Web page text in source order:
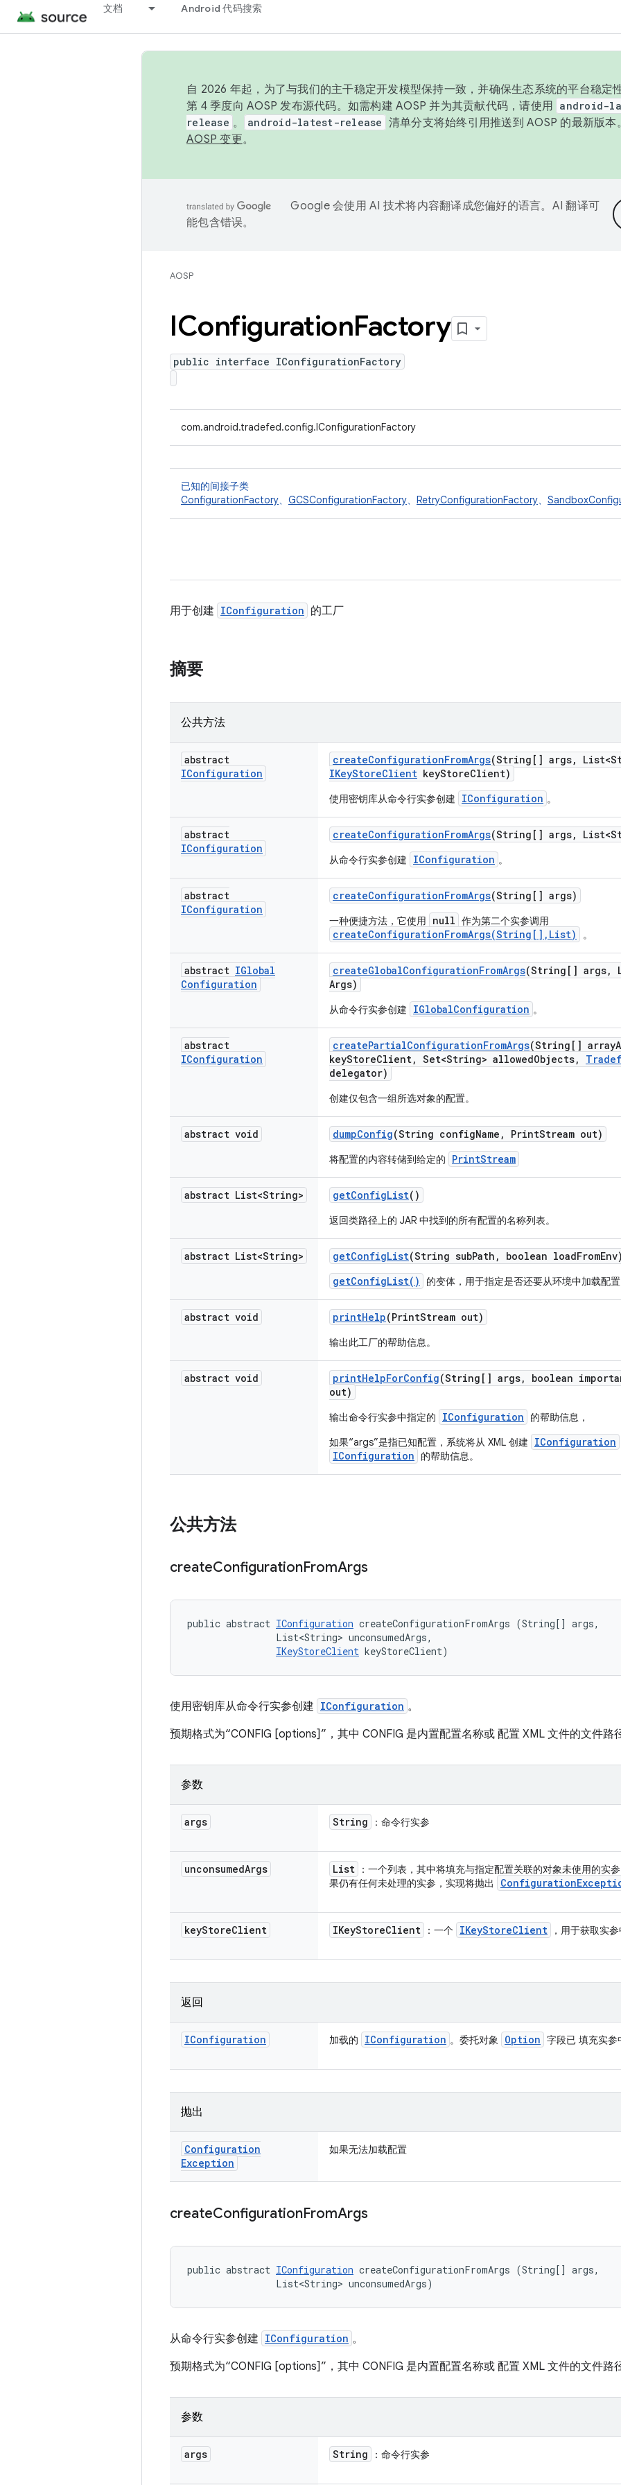
文档 Android 代码搜索
自 2026 年起，为了与我们的主干稳定开发模型保持一致，并确保生态系统的平台稳定
第 4 季度向 AOSP 发布源代码。如需构建 AOSP 并为其贡献代码，请使用 android-
release 。 android-latest-release 清单分支将始终引用推送到 AOSP 的最新版
AOSP 变更。
Google 会使用 AI 技术将内容翻译成您偏好的语言。AI 翻译可
能包含错误。
AOSP
IConfigurationFactory
public interface IConfigurationFactory
com.android.tradefed.config.IConfigurationFactory
已知的间接子类
ConfigurationFactory、 GCSConfigurationFactory、 RetryConfigurationFactory、
用于创建 IConfiguration 的工厂
摘要
公共方法
abstract
IConfiguration
createConfigurationFromArgs(String[] args,
IKeyStoreClient keyStoreClient)
使用密钥库从命令行实参创建 IConfiguration 。
abstract
IConfiguration
createConfigurationFromArgs(String[] args,
从命令行实参创建 IConfiguration 。
abstract
IConfiguration
createConfigurationFromArgs(String[] args)
一种便捷方法，它使用 null 作为第二个实参调用
createConfigurationFromArgs(String[],List) 。
abstract IGlobal
Configuration
createGlobalConfigurationFromArgs(String[] args,
Args)
从命令行实参创建 IGlobalConfiguration 。
abstract
IConfiguration
createPartialConfigurationFromArgs(String[] array
keyStoreClient, Set<String> allowedObjects,
delegator)
创建仅包含一组所选对象的配置。
abstract void dumpConfig(String configName , PrintStream out)
将配置的内容转储到给定的 PrintStream
abstract List<String> getConfigList()
返回类路径上的 JAR 中找到的所有配置的名称列表。
abstract List<String> getConfigList(String subPath , boolean loadFrom
getConfigList()
的变体，用于指定是否还要从环境中加载配
abstract void printHelp(PrintStream out)
输出此工厂的帮助信息。
abstract void printHelpForConfig(String[] args,
boolean
out)
输出命令行实参中指定的 IConfiguration
的帮助信息，
如果“args”是指已知配置，系统将从 XML 创建
IConfiguration
IConfiguration 的帮助信息。
公共方法
createConfigurationFromArgs
public abstract IConfiguration createConfigurationFromArgs (String[] args,
                List<String> unconsumedArgs,
IKeyStoreClient keyStoreClient)
使用密钥库从命令行实参创建 IConfiguration 。
预期格式为“CONFIG [options]”，其中 CONFIG 是内置配置名称或 配置 XML 文件的文件路
参数
args String ：命令行实参
unconsumedArgs List
：一个列表，其中将填充与指定配置关联的对象未使用的实
果仍有任何未处理的实参，实现将抛出
Configuration
keyStoreClient IKeyStoreClient ：一个 IKeyStoreClient ，用于获取实
返回
IConfiguration 加载的 IConfiguration 。委托对象 Option 字段已 填充实参
抛出
Configuration
Exception
如果无法加载配置
createConfigurationFromArgs
public abstract IConfiguration createConfigurationFromArgs (String[] args,
                List<String> unconsumedArgs)
从命令行实参创建 IConfiguration 。
预期格式为“CONFIG [options]”，其中 CONFIG 是内置配置名称或 配置 XML 文件的文件路
参数
args String ：命令行实参